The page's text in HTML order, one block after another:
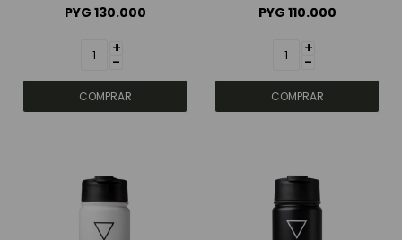
PYG 130.000
+
-
PYG 110.000
+
-